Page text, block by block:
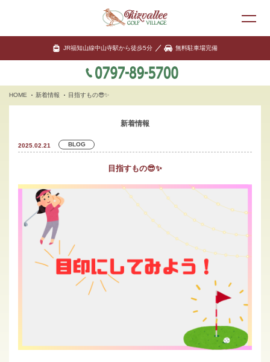
JR福知山線中山寺駅から徒歩5分 無料駐車場完備
HOME 新着情報 目指すもの😎✨
新着情報
2025.02.21 BLOG
目指すもの😎✨